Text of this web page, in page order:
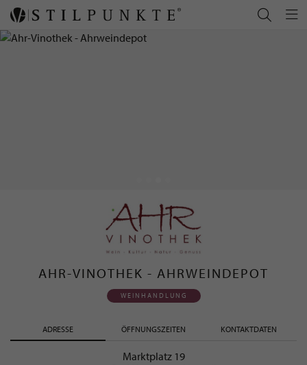
AHR-VINOTHEK - AHRWEINDEPOT
WEINHANDLUNG
ADRESSE ÖFFNUNGSZEITEN KONTAKTDATEN
Marktplatz 19